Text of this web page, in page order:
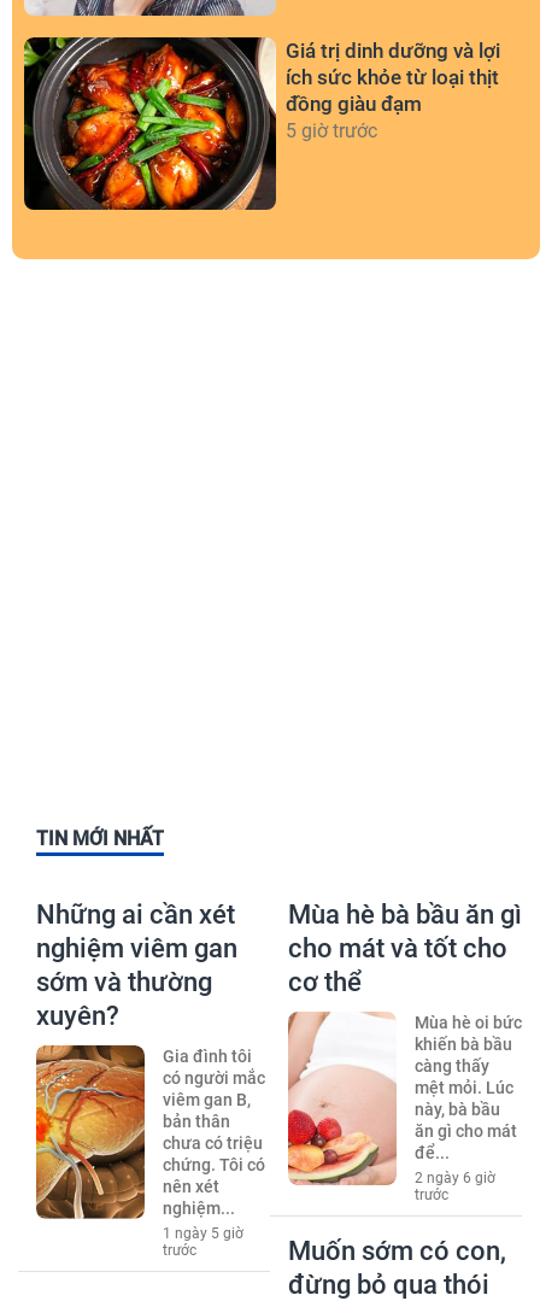
Giá trị dinh dưỡng và lợi
ích sức khỏe từ loại thịt
đồng giàu đạm
5 giờ trước
TIN MỚI NHẤT
Những ai cần xét
nghiệm viêm gan
sớm và thường
xuyên?
Gia đình tôi
có người mắc
viêm gan B,
bản thân
chưa có triệu
chứng. Tôi có
nên xét
nghiệm...
1 ngày 5 giờ
trước
Mùa hè bà bầu ăn gì
cho mát và tốt cho
cơ thể
Mùa hè oi bức
khiến bà bầu
càng thấy
mệt mỏi. Lúc
này, bà bầu
ăn gì cho mát
để...
2 ngày 6 giờ
trước
Muốn sớm có con,
đừng bỏ qua thói